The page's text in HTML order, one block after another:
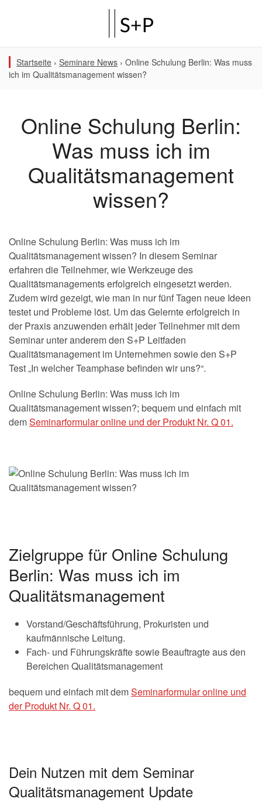
Startseite › Seminare News › Online Schulung Berlin: Was muss
ich im Qualitätsmanagement wissen?
Online Schulung Berlin:
Was muss ich im
Qualitätsmanagement
wissen?
Online Schulung Berlin: Was muss ich im
Qualitätsmanagement wissen? In diesem Seminar
erfahren die Teilnehmer, wie Werkzeuge des
Qualitätsmanagements erfolgreich eingesetzt werden.
Zudem wird gezeigt, wie man in nur fünf Tagen neue Ideen
testet und Probleme löst. Um das Gelernte erfolgreich in
der Praxis anzuwenden erhält jeder Teilnehmer mit dem
Seminar unter anderem den S+P Leitfaden
Qualitätsmanagement im Unternehmen sowie den S+P
Test „In welcher Teamphase befinden wir uns?“.
Online Schulung Berlin: Was muss ich im
Qualitätsmanagement wissen?; bequem und einfach mit
demSeminarformular online und der Produkt Nr. Q 01.
Zielgruppe für Online Schulung
Berlin: Was muss ich im
Qualitätsmanagement
Vorstand/Geschäftsführung, Prokuristen und
kaufmännische Leitung.
Fach- und Führungskräfte sowie Beauftragte aus den
Bereichen Qualitätsmanagement
bequem und einfach mit demSeminarformular online und
der Produkt Nr. Q 01.
Dein Nutzen mit dem Seminar
Qualitätsmanagement Update